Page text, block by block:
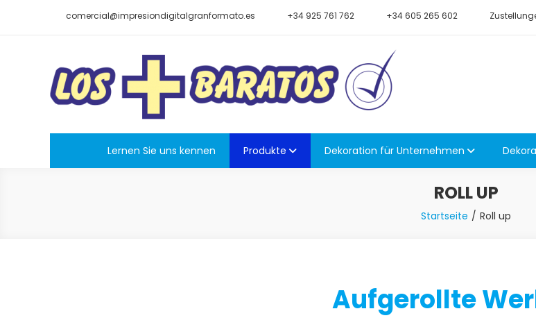
comercial@impresiondigitalgranformato.es +34 925 761 762 +34 605 265 602
Die billigsten
Lernen Sie uns kennen Produkte Dekoration für Unternehmen
ROLL UP
Startseite Roll up
Aufgerollte